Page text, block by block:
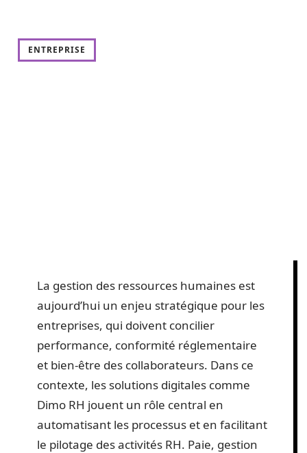
ENTREPRISE
La gestion des ressources humaines est
aujourd’hui un enjeu stratégique pour les
entreprises, qui doivent concilier
performance, conformité réglementaire
et bien-être des collaborateurs. Dans ce
contexte, les solutions digitales comme
Dimo RH jouent un rôle central en
automatisant les processus et en facilitant
le pilotage des activités RH. Paie, gestion